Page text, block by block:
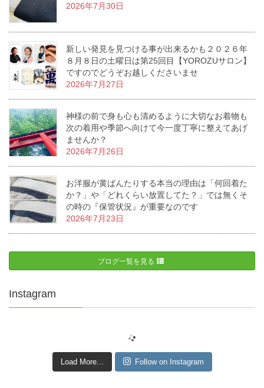
2026年7月30日
新しい発見を見つける事が出来るかも２０２６年
８月８日の土曜日は第25回目【YOROZUサロン】
ですのでどうぞお越しくださいませ
2026年7月27日
神様の前で身も心も清めるように大切なお着物も
次の着用や季節へ向けて今一度丁寧に整えてあげ
ませんか？
2026年7月26日
お洋服が黄ばんたりする本当の理由は「何回着た
か？」や「どれくらい放置してた？」では無くそ
の時の『保管状況』が重要なのです
2026年7月23日
ブログ一覧を見る
Instagram
Load More... Follow on Instagram